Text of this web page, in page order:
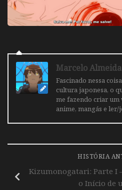
Marcelo Almeida
Fascinado nessa
cultura japonesa, o
me fazendo criar um
anime, mangás e
HISTÓRIA
Kizumonogatari: Parte I
o Início de